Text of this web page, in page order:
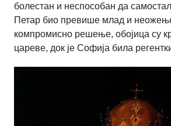
болестан и неспособан да
Петар био превише млад и
компромисно решење, обојица су
цареве, док је Софија била